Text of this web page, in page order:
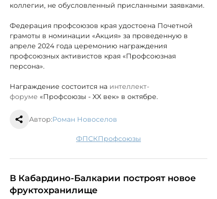
коллегии, не обусловленный присланными заявками.
Федерация профсоюзов края удостоена Почетной
грамоты в номинации «Акция» за проведенную в
апреле 2024 года церемонию награждения
профсоюзных активистов края «Профсоюзная
персона».
Награждение состоится на интеллект-
форуме «Профсоюзы - XX век» в октябре.
Автор:Роман Новоселов
ФПСК профсоюзы
В Кабардино-Балкарии построят новое
фруктохранилище